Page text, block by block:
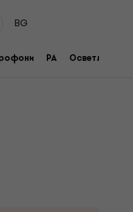
BG
PA Осветление